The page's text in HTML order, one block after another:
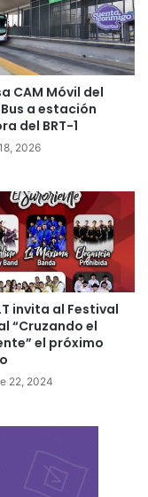
CAM Móvil del
a estación
del BRT-1
2026
invita al Festival
“Cruzando el
el próximo
22, 2024